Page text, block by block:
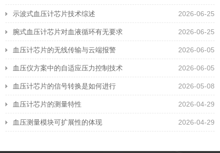
2026-06-25
示波式血压计芯片技术综述
2026-06-25
腕式血压计芯片对血液循环有无要求
2026-06-05
血压计芯片的无线传输与云端报警
2026-06-05
血压仪方案中的自适应压力控制技术
2026-05-08
血压计芯片的信号转换是如何进行
2026-04-29
血压计芯片的测量特性
2026-04-29
血压测量模块可扩展性的体现